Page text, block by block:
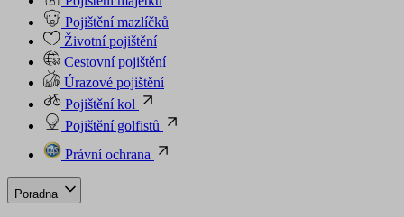
Pojištění mazlíčků
Životní pojištění
Cestovní pojištění
Úrazové pojištění
Pojištění kol
Pojištění golfistů
Právní ochrana
Poradna